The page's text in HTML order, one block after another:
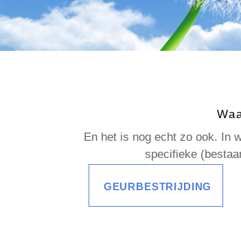
En het is nog echt zo ook. In
specifieke
GEURBESTRIJDING